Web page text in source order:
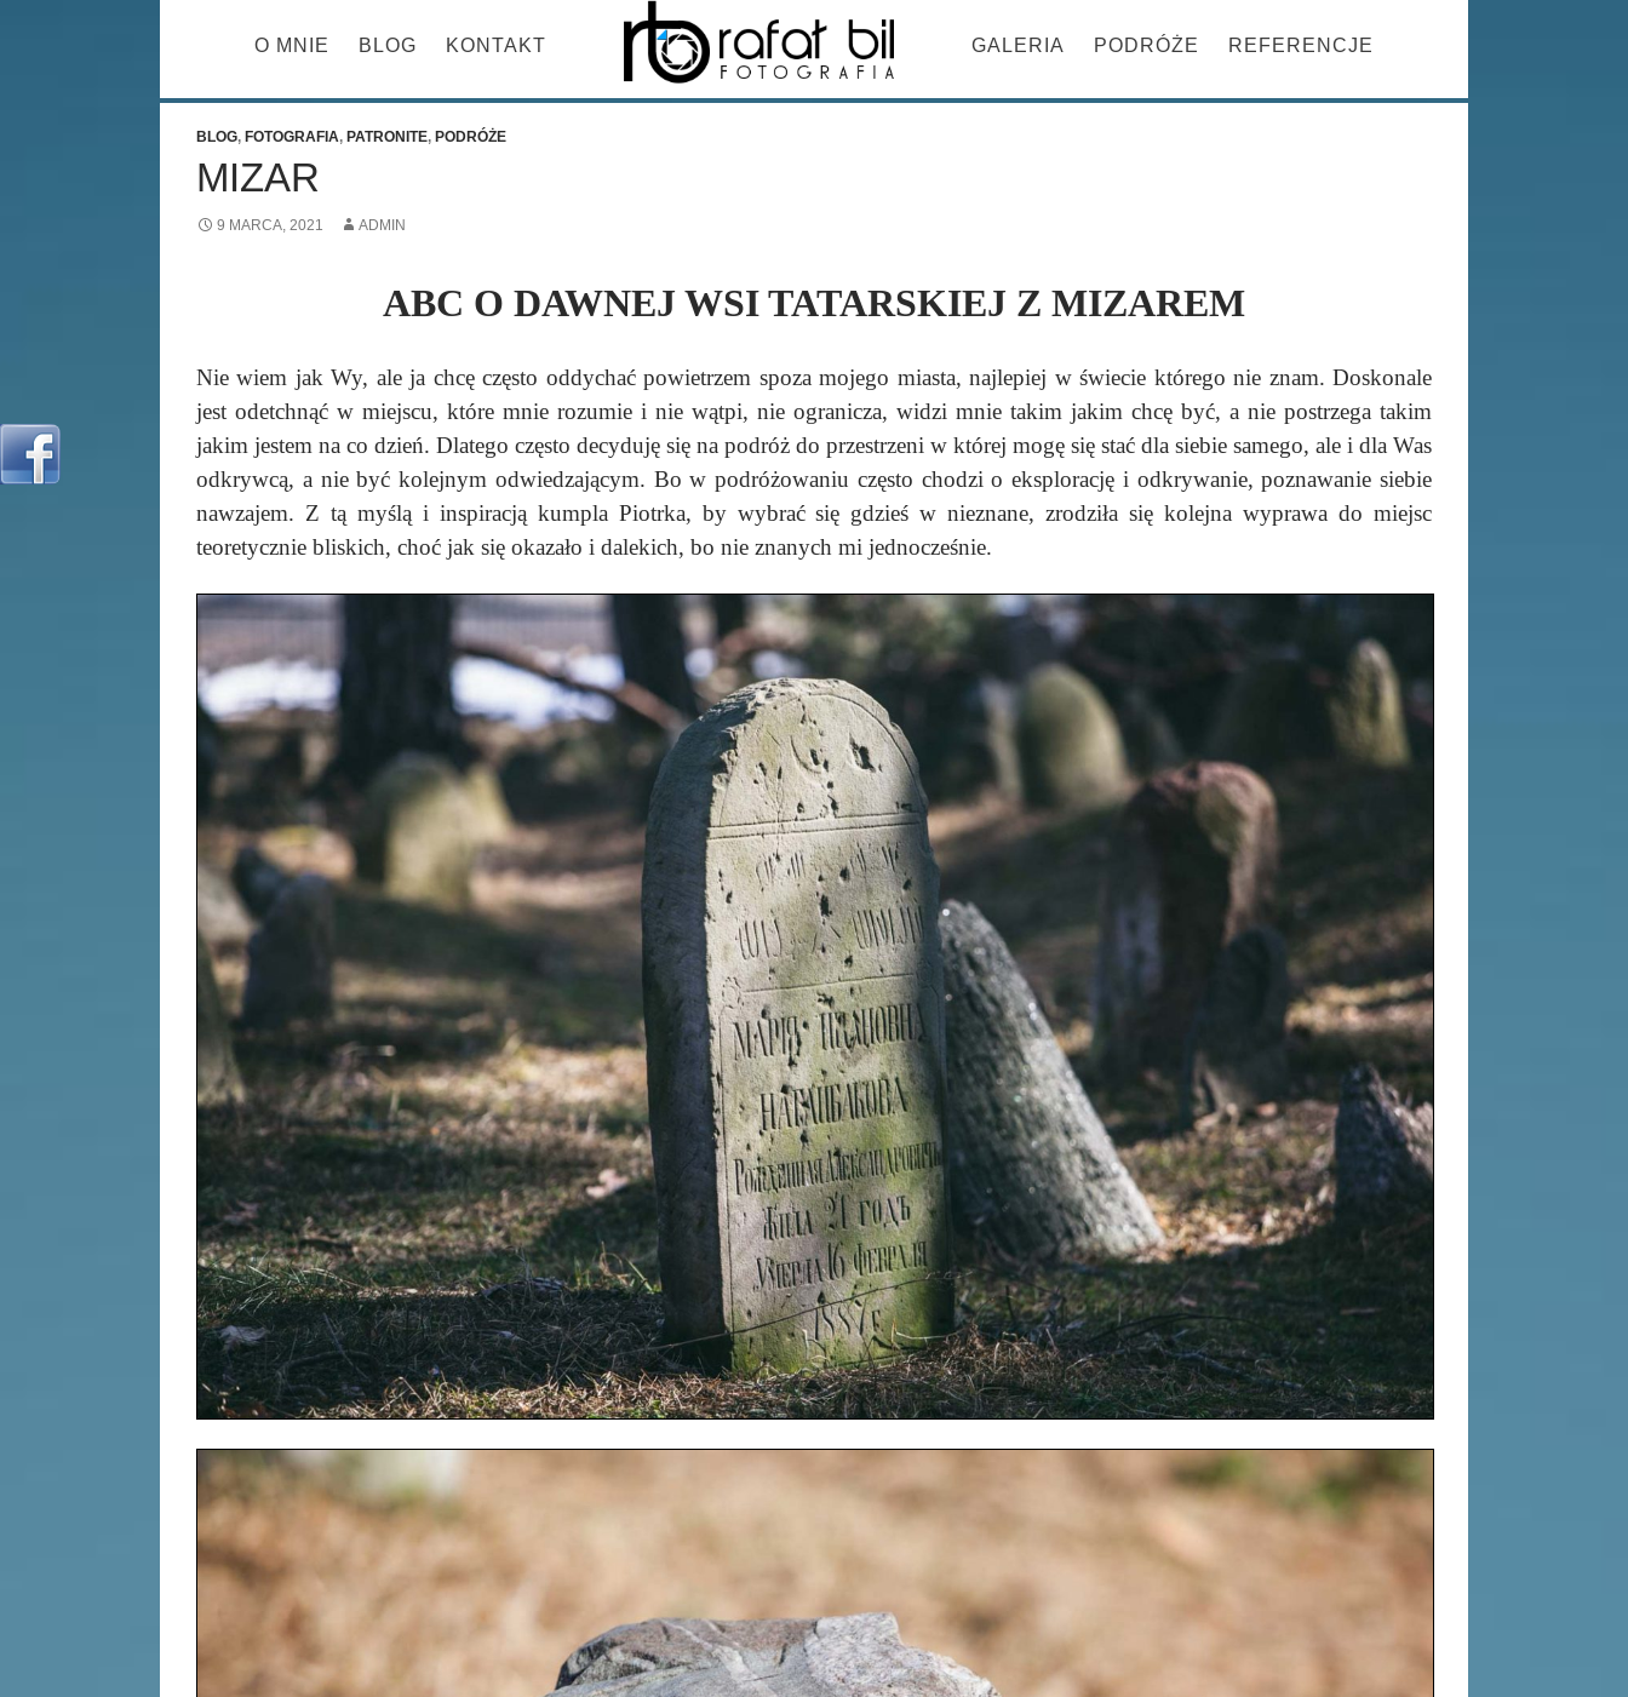
PRZESKOCZ DO TREŚCI
O MNIE BLOG KONTAKT GALERIA PODRÓŻE REFERENCJE
BLOG, FOTOGRAFIA, PATRONITE, PODRÓŻE
MIZAR
9 MARCA, 2021 ADMIN
ABC O DAWNEJ WSI TATARSKIEJ Z MIZAREM
Nie wiem jak Wy, ale ja chcę często oddychać powietrzem spoza mojego miasta, najlepiej w świecie którego nie znam. Doskonale
jest odetchnąć w miejscu, które mnie rozumie i nie wątpi, nie ogranicza, widzi mnie takim jakim chcę być, a nie postrzega takim
jakim jestem na co dzień. Dlatego często decyduję się na podróż do przestrzeni w której mogę się stać dla siebie samego, ale i dla Was
odkrywcą, a nie być kolejnym odwiedzającym. Bo w podróżowaniu często chodzi o eksplorację i odkrywanie, poznawanie siebie
nawzajem. Z tą myślą i inspiracją kumpla Piotrka, by wybrać się gdzieś w nieznane, zrodziła się kolejna wyprawa do miejsc
teoretycznie bliskich, choć jak się okazało i dalekich, bo nie znanych mi jednocześnie.